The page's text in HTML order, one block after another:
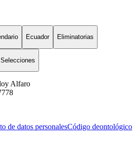
Ecuador Eliminatorias
Selecciones
Alfaro
de datos personalesCódigo deontológico